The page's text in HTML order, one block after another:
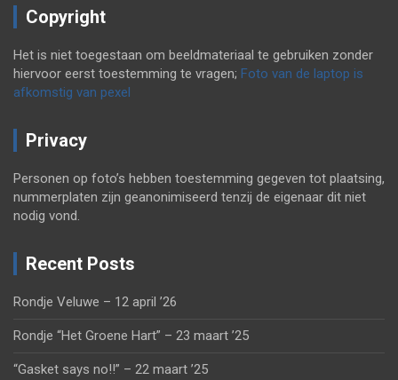
Copyright
Het is niet toegestaan om beeldmateriaal te gebruiken zonder
hiervoor eerst toestemming te vragen; Foto van de laptop is
afkomstig van pexel
Privacy
Personen op foto’s hebben toestemming gegeven tot plaatsing,
nummerplaten zijn geanonimiseerd tenzij de eigenaar dit niet
nodig vond.
Recent Posts
Rondje Veluwe – 12 april ’26
Rondje “Het Groene Hart” – 23 maart ’25
“Gasket says no!!” – 22 maart ’25